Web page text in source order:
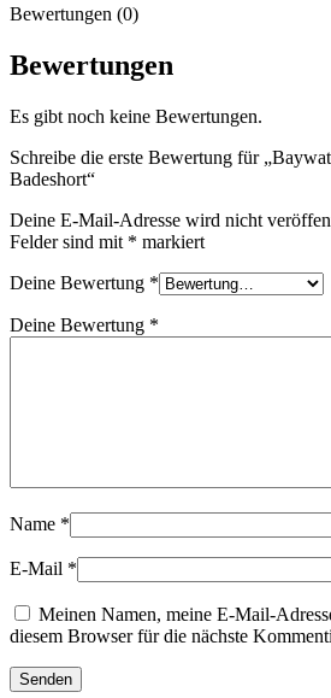
Bewertungen (0)
Bewertungen
Es gibt noch keine Bewertungen.
Schreibe die erste Bewertung für
Badeshort“
Deine E-Mail-Adresse wird nicht
Felder sind mit * markiert
Deine Bewertung *
Deine Bewertung *
Name *
E-Mail *
Meinen Namen, meine E-Mail-
diesem Browser für die nächste